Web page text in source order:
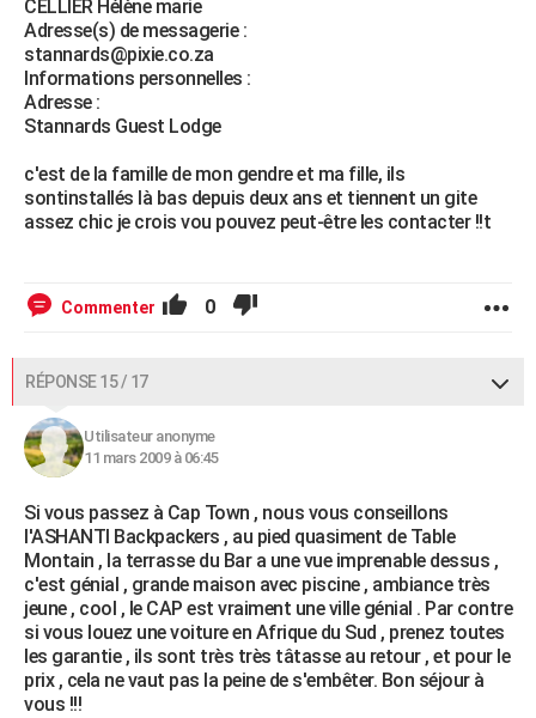
CELLIER Hélène marie
Adresse(s) de messagerie :
stannards@pixie.co.za
Informations personnelles :
Adresse :
Stannards Guest Lodge
c'est de la famille de mon gendre et ma fille, ils
sontinstallés là bas depuis deux ans et tiennent un gite
assez chic je crois vou pouvez peut-être les contacter !!t
Commenter 0
RÉPONSE 15 / 17
Utilisateur anonyme
11 mars 2009 à 06:45
Si vous passez à Cap Town , nous vous conseillons
l'ASHANTI Backpackers , au pied quasiment de Table
Montain , la terrasse du Bar a une vue imprenable dessus ,
c'est génial , grande maison avec piscine , ambiance très
jeune , cool , le CAP est vraiment une ville génial . Par contre
si vous louez une voiture en Afrique du Sud , prenez toutes
les garantie , ils sont très très tâtasse au retour , et pour le
prix , cela ne vaut pas la peine de s'embêter. Bon séjour à
vous !!!